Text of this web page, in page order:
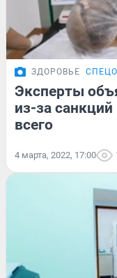
ЗДОРОВЬЕ
Эксперты
из-за
всего
4 марта, 2022, 17:00